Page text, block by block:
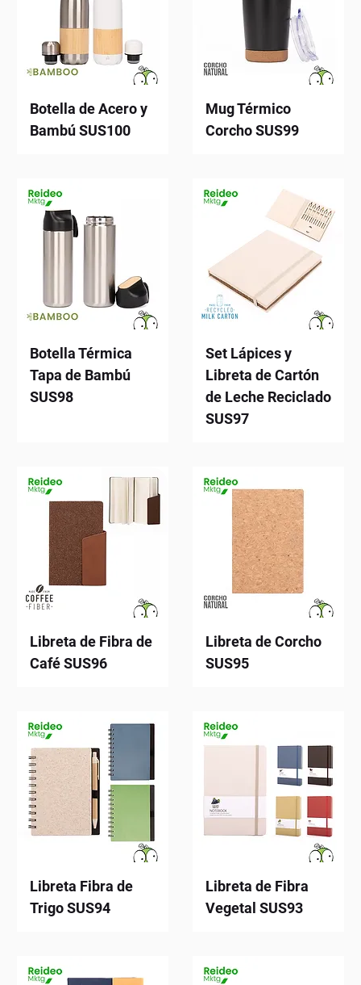
Botella de Acero y
Bambú SUS100
Mug Térmico
Corcho SUS99
Botella Térmica
Tapa de Bambú
SUS98
Set Lápices y
Libreta de Cartón
de Leche Reciclado
SUS97
Libreta de Fibra de
Café SUS96
Libreta de Corcho
SUS95
Libreta Fibra de
Trigo SUS94
Libreta de Fibra
Vegetal SUS93